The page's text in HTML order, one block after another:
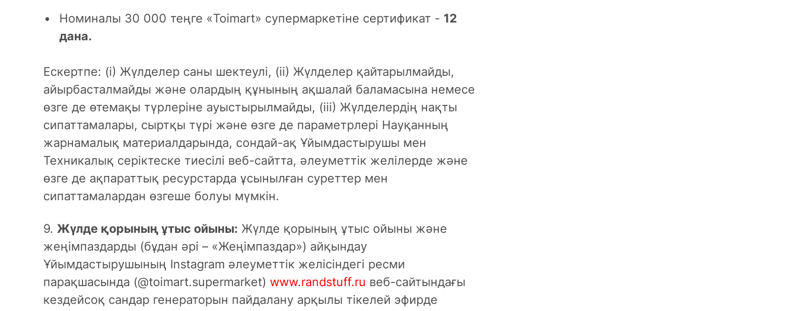
Номиналы 30 000 теңге «Toimart» супермаркетіне сертификат - 12
дана.
Ескертпе: (i) Жүлделер саны шектеулі, (ii) Жүлделер қайтарылмайды,
айырбасталмайды және олардың құнының ақшалай баламасына немесе
өзге де өтемақы түрлеріне ауыстырылмайды, (iii) Жүлделердің нақты
сипаттамалары, сыртқы түрі және өзге де параметрлері Науқанның
жарнамалық материалдарында, сондай-ақ Ұйымдастырушы мен
Техникалық серіктеске тиесілі веб-сайтта, әлеуметтік желілерде және
өзге де ақпараттық ресурстарда ұсынылған суреттер мен
сипаттамалардан өзгеше болуы мүмкін.
9. Жүлде қорының ұтыс ойыны: Жүлде қорының ұтыс ойыны және
жеңімпаздарды (бұдан әрі – «Жеңімпаздар») айқындау
Ұйымдастырушының Instagram әлеуметтік желісіндегі ресми
парақшасында (@toimart.supermarket) www.randstuff.ru веб-сайтындағы
кездейсоқ сандар генераторын пайдалану арқылы тікелей эфирде